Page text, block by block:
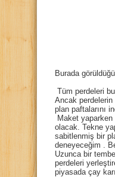
Burada
Tüm perdeleri
Ancak
plan paftalarını
Maket
olacak. Tekne
sabitlenmiş bir
deneyeceğim .
Uzunca bir
perdeleri
piyasada çay